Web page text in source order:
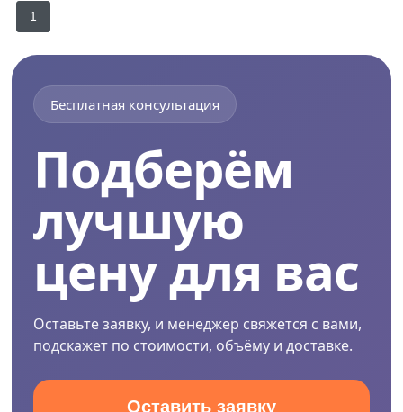
1
Бесплатная консультация
Подберём
лучшую
цену для вас
Оставьте заявку, и менеджер свяжется с вами,
подскажет по стоимости, объёму и доставке.
Оставить заявку